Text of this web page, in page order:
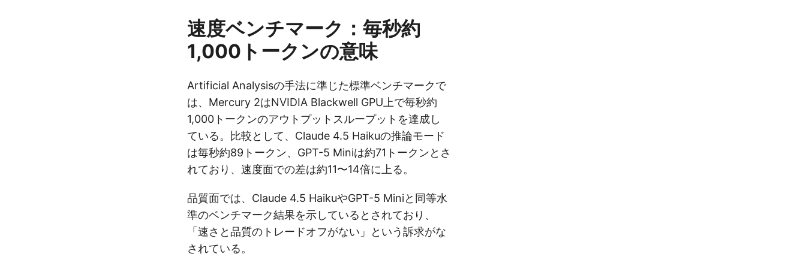
速度ベンチマーク：毎秒約
1,000トークンの意味
Artificial Analysisの手法に準じた標準ベンチマークで
は、Mercury 2はNVIDIA Blackwell GPU上で毎秒約
1,000トークンのアウトプットスループットを達成し
ている。比較として、Claude 4.5 Haikuの推論モード
は毎秒約89トークン、GPT-5 Miniは約71トークンとさ
れており、速度面での差は約11〜14倍に上る。
品質面では、Claude 4.5 HaikuやGPT-5 Miniと同等水
準のベンチマーク結果を示しているとされており、
「速さと品質のトレードオフがない」という訴求がな
されている。